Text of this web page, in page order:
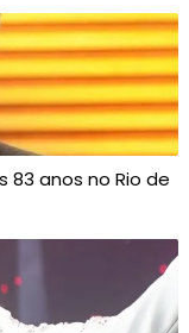
83 anos no Rio de